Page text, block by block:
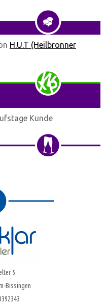
H.U.T (Heilbronner
Kunde
5
Bissingen